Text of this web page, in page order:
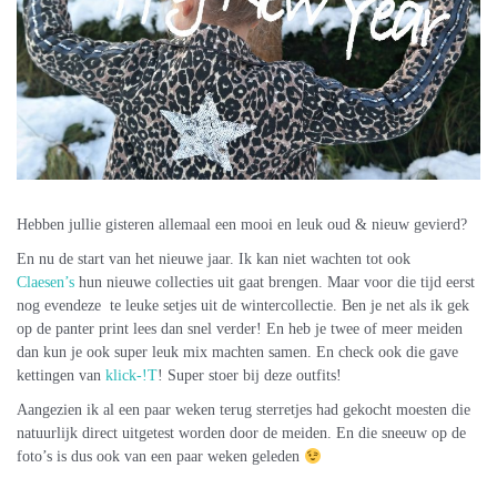
Hebben jullie gisteren allemaal een mooi en leuk oud & nieuw gevierd?
En nu de start van het nieuwe jaar. Ik kan niet wachten tot ook
Claesen’s hun nieuwe collecties uit gaat brengen. Maar voor die tijd eerst
nog evendeze te leuke setjes uit de wintercollectie. Ben je net als ik gek
op de panter print lees dan snel verder! En heb je twee of meer meiden
dan kun je ook super leuk mix machten samen. En check ook die gave
kettingen van klick-!T! Super stoer bij deze outfits!
Aangezien ik al een paar weken terug sterretjes had gekocht moesten die
natuurlijk direct uitgetest worden door de meiden. En die sneeuw op de
foto’s is dus ook van een paar weken geleden